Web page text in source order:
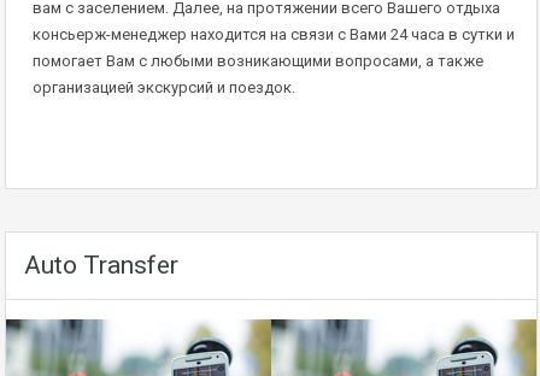
вам с заселением. Далее, на протяжении всего Вашего отдыха
консьерж-менеджер находится на связи с Вами 24 часа в сутки и
помогает Вам с любыми возникающими вопросами, а также
организацией экскурсий и поездок.
Auto Transfer